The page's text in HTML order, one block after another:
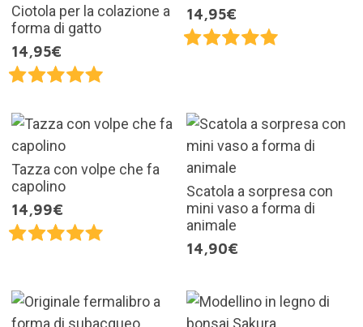
Ciotola per la colazione a
forma di gatto
14,95€
14,95€
Tazza con volpe che fa
capolino
14,99€
Scatola a sorpresa con
mini vaso a forma di
animale
14,90€